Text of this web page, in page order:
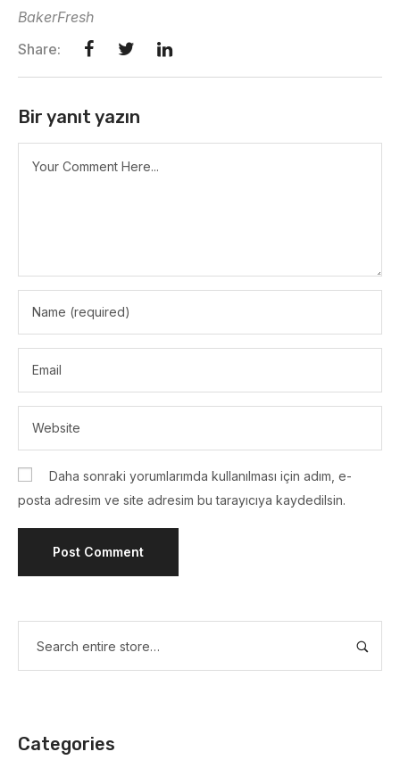
BakerFresh
Share:
Bir yanıt yazın
Daha sonraki yorumlarımda kullanılması için adım, e-
posta adresim ve site adresim bu tarayıcıya kaydedilsin.
Categories